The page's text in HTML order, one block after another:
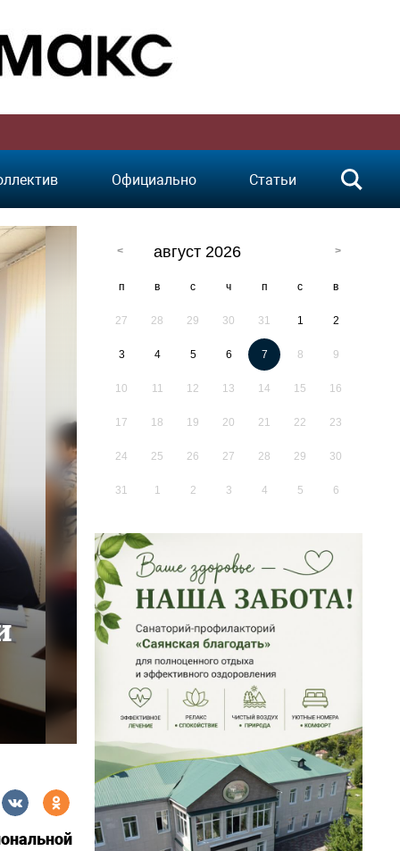
Официально Статьи
август 2026
п в с ч п с в
27 28 29 30 31 1 2
3 4 5 6 7 8 9
10 11 12 13 14 15 16
17 18 19 20 21 22 23
24 25 26 27 28 29 30
31 1 2 3 4 5 6